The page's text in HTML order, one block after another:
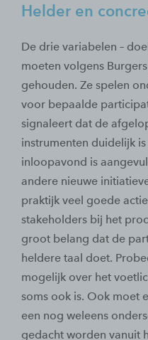
Helder en
De drie variabelen –
moeten volgens
gehouden. Ze spelen
voor bepaalde
signaleert dat de
instrumenten duidelijk
inloopavond is
andere nieuwe
praktijk veel goede
stakeholders bij het
groot belang dat de
heldere taal doet.
mogelijk over het
soms ook is. Ook moet
een nog weleens
gedacht worden vanuit